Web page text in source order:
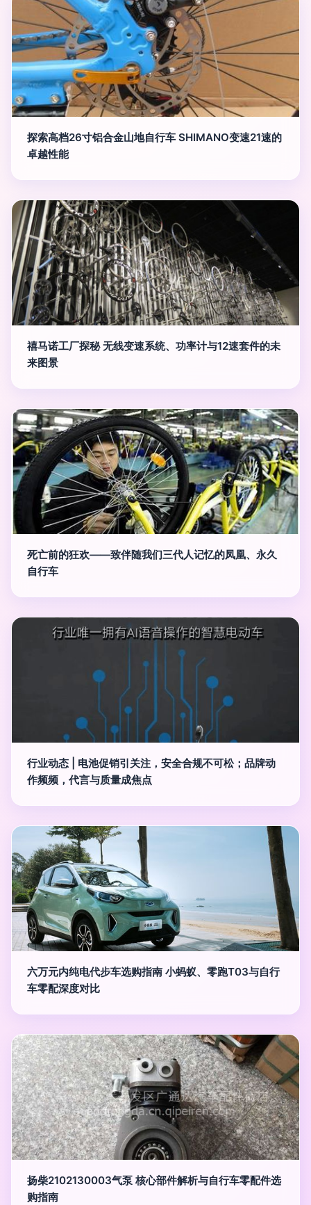
探索高档26寸铝合金山地自行车 SHIMANO变速21速的
卓越性能
禧马诺工厂探秘 无线变速系统、功率计与12速套件的未
来图景
死亡前的狂欢——致伴随我们三代人记忆的凤凰、永久
自行车
行业动态 | 电池促销引关注，安全合规不可松；品牌动
作频频，代言与质量成焦点
六万元内纯电代步车选购指南 小蚂蚁、零跑T03与自行
车零配深度对比
扬柴2102130003气泵 核心部件解析与自行车零配件选
购指南